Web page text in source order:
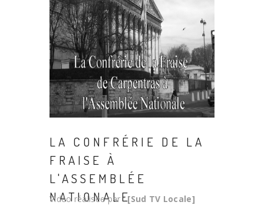
LA CONFRÉRIE DE LA
FRAISE À
L'ASSEMBLÉE
NATIONALE
Vidéo réalisée par :[Sud TV Locale]